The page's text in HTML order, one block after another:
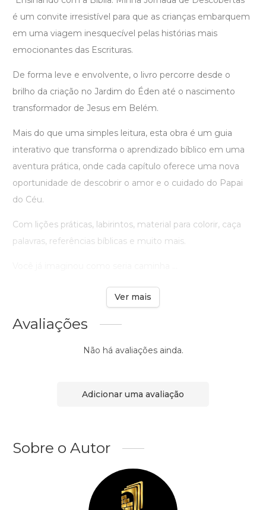
é um convite irresistível para que as crianças embarquem
em uma viagem inesquecível pelas histórias mais
emocionantes das Escrituras.
De forma leve e envolvente, o livro percorre desde o
brilho da criação no Jardim do Éden até o nascimento
transformador de Jesus em Belém.
Mais do que uma simples leitura, esta obra é um guia
interativo que transforma o aprendizado bíblico em uma
aventura prática, onde cada capítulo oferece uma nova
oportunidade de descobrir o amor e o cuidado do Papai
do Céu.
Com lições práticas, labirintos, material para colorir, caça
palavras, referências bíblicas e muito mais.
Ver mais
Avaliações
Não há avaliações ainda.
Adicionar uma avaliação
Sobre o Autor